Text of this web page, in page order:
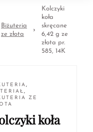
Biżuteria
ze złota
Kolczyki
koła
skręcane
6,42 g ze
złota pr.
585, 14K
,
,
ZE
koła